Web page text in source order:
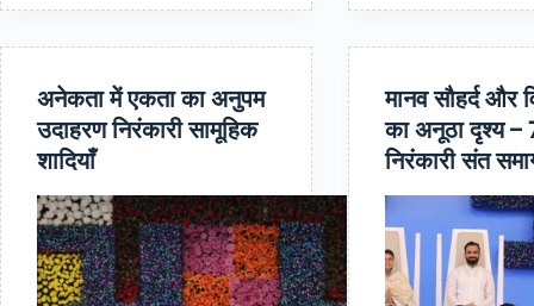
ज्यादा
विवाद
में
ने
दिया
निर्णय
—
अनेकता में एकता का अनुपम
उदाहरण निरंकारी सामूहिक
शादियाँ
मानव सौहर्द और
का अनूठा दृश्य –
निरंकारी संत